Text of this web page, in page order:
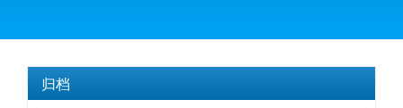
归档